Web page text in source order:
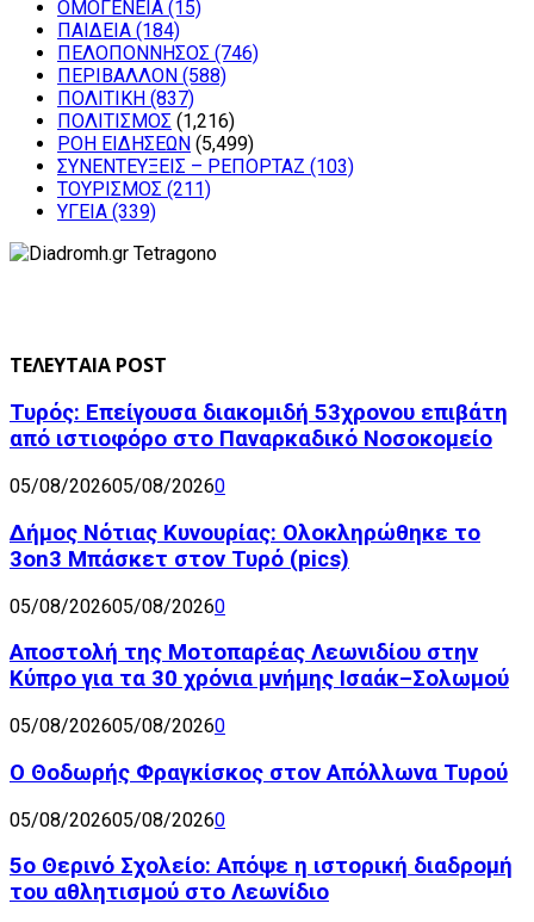
ΟΜΟΓΕΝΕΙΑ (15)
ΠΑΙΔΕΙΑ (184)
ΠΕΛΟΠΟΝΝΗΣΟΣ (746)
ΠΕΡΙΒΑΛΛΟΝ (588)
ΠΟΛΙΤΙΚΗ (837)
ΠΟΛΙΤΙΣΜΟΣ (1,216)
ΡΟΗ ΕΙΔΗΣΕΩΝ (5,499)
ΣΥΝΕΝΤΕΥΞΕΙΣ – ΡΕΠΟΡΤΑΖ (103)
ΤΟΥΡΙΣΜΟΣ (211)
ΥΓΕΙΑ (339)
ΤΕΛΕΥΤΑΙΑ POST
Τυρός: Επείγουσα διακομιδή 53χρονου επιβάτη
από ιστιοφόρο στο Παναρκαδικό Νοσοκομείο
05/08/202605/08/20260
Δήμος Νότιας Κυνουρίας: Ολοκληρώθηκε το
3on3 Μπάσκετ στον Τυρό (pics)
05/08/202605/08/20260
Αποστολή της Μοτοπαρέας Λεωνιδίου στην
Κύπρο για τα 30 χρόνια μνήμης Ισαάκ–Σολωμού
05/08/202605/08/20260
Ο Θοδωρής Φραγκίσκος στον Απόλλωνα Τυρού
05/08/202605/08/20260
5ο Θερινό Σχολείο: Απόψε η ιστορική διαδρομή
του αθλητισμού στο Λεωνίδιο